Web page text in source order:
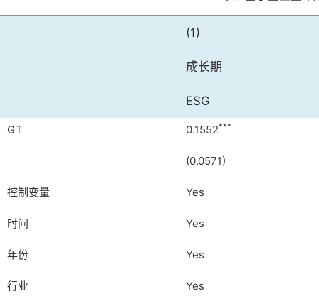
(1)
成长期
ESG
GT 0.1552***
(0.0571)
控制变量 Yes
时间 Yes
年份 Yes
行业 Yes